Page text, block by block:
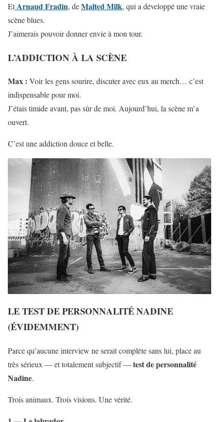
EtArnaud Fradin, deMalted Milk, qui a développé une vraie
scène blues.
J’aimerais pouvoir donner envie à mon tour.
L’ADDICTION À LA SCÈNE
Max : Voir les gens sourire, discuter avec eux au merch… c’est
indispensable pour moi.
J’étais timide avant, pas sûr de moi. Aujourd’hui, la scène m’a
ouvert.
C’est une addiction douce et belle.
LE TEST DE PERSONNALITÉ NADINE
(ÉVIDEMMENT)
Parce qu’aucune interview ne serait complète sans lui, place au
très sérieux — et totalement subjectif —test de personnalité
Nadine.
Trois animaux. Trois visions. Une vérité.